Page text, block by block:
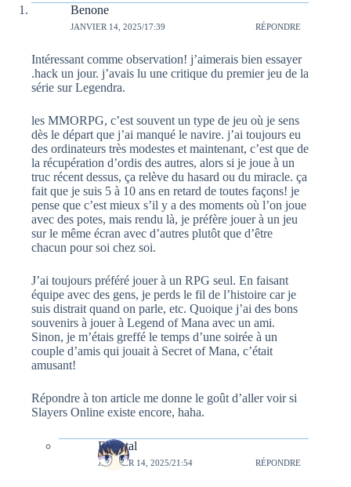
Benone
JANVIER 14, 2025/17:39 RÉPONDRE
Intéressant comme observation! j’aimerais bien essayer
.hack un jour. j’avais lu une critique du premier jeu de la
série sur Legendra.
les MMORPG, c’est souvent un type de jeu où je sens
dès le départ que j’ai manqué le navire. j’ai toujours eu
des ordinateurs très modestes et maintenant, c’est que de
la récupération d’ordis des autres, alors si je joue à un
truc récent dessus, ça relève du hasard ou du miracle. ça
fait que je suis 5 à 10 ans en retard de toutes façons! je
pense que c’est mieux s’il y a des moments où l’on joue
avec des potes, mais rendu là, je préfère jouer à un jeu
sur le même écran avec d’autres plutôt que d’être
chacun pour soi chez soi.
J’ai toujours préféré jouer à un RPG seul. En faisant
équipe avec des gens, je perds le fil de l’histoire car je
suis distrait quand on parle, etc. Quoique j’ai des bons
souvenirs à jouer à Legend of Mana avec un ami.
Sinon, je m’étais greffé le temps d’une soirée à un
couple d’amis qui jouait à Secret of Mana, c’était
amusant!
Répondre à ton article me donne le goût d’aller voir si
Slayers Online existe encore, haha.
Elsental
JANVIER 14, 2025/21:54 RÉPONDRE